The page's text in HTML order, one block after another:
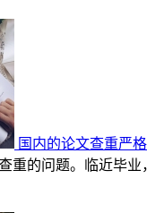
国内的论文查重严
重的问题。临近毕